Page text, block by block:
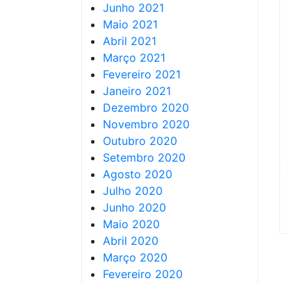
Junho 2021
Maio 2021
Abril 2021
Março 2021
Fevereiro 2021
Janeiro 2021
Dezembro 2020
Novembro 2020
Outubro 2020
Setembro 2020
Agosto 2020
Julho 2020
Junho 2020
Maio 2020
Abril 2020
Março 2020
Fevereiro 2020